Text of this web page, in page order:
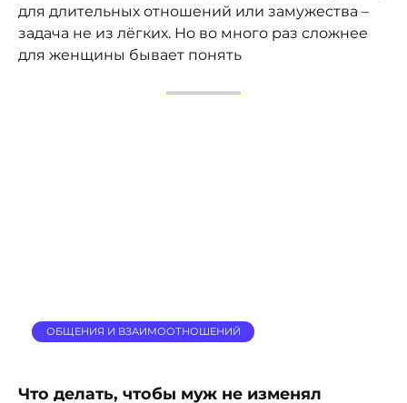
для длительных отношений или замужества –
задача не из лёгких. Но во много раз сложнее
для женщины бывает понять
ОБЩЕНИЯ И ВЗАИМООТНОШЕНИЙ
Что делать, чтобы муж не изменял